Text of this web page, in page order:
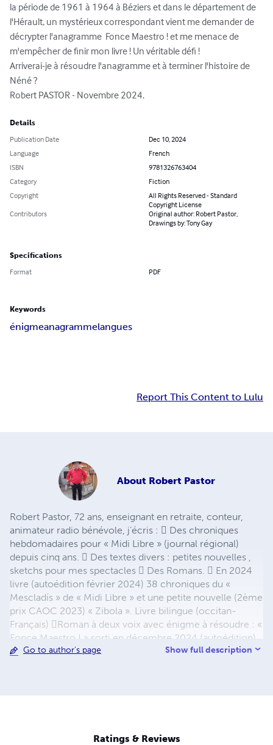
la période de 1961 à 1964 à Béziers et dans le département de
l'Hérault, un mystérieux correspondant vient me demander de
décrypter l'anagramme  Fonce Maestro ! et me menace de
m'empêcher de finir mon livre ! Un véritable défi !
Arriverai-je à résoudre l'anagramme et à terminer l'histoire de
Néné ?
Robert PASTOR - Novembre 2024.
Details
Publication Date
Dec 10, 2024
Language
French
ISBN
9781326763404
Category
Fiction
Copyright
All Rights Reserved - Standard
Copyright License
Contributors
Original author: Robert Pastor,
Drawings by: Tony Gay
Specifications
Format PDF
Keywords
énigmeanagrammelangues
Report This Content to Lulu
About Robert Pastor
Robert Pastor, 72 ans, enseignant en retraite, conteur,
animateur radio bénévole, j’écris :  Des chroniques
hebdomadaires pour « Midi Libre » (journal régional)
depuis cinq ans.  Des textes divers : petites nouvelles ,
sketchs pour mes spectacles  Des Romans.  En 2024
livre (autoédition février 2024) 38 chroniques du «
Mescladís » de « Midi Libre » et une petite nouvelle (2ème
prix CAOC 2023) « Zibola ». Livre bilingue (occitan-
Français) Roman à deux voix avec énigme à résoudre : «
Fonce Maestro ! » sorti en décembre 2024 (autoédition).
 En préparation : un livre de contes créés « Les contes
Go to author's page Show full description
Ratings & Reviews